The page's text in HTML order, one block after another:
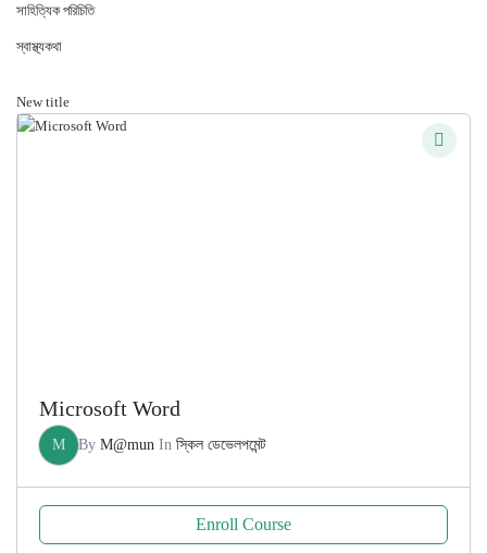
সাহিত্যিক পরিচিতি
স্বাস্থ্যকথা
New title
Microsoft Word
M By M@mun In স্কিল ডেভেলপমেন্ট
Enroll Course